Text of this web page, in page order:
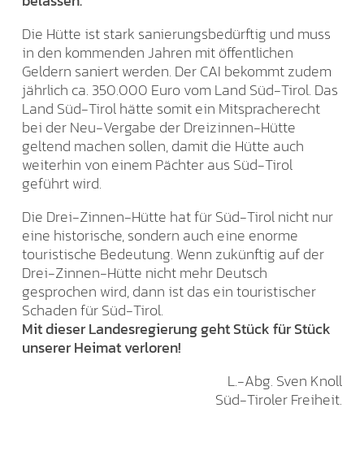
Die Hütte ist stark sanierungsbedürftig und muss
in den kommenden Jahren mit öffentlichen
Geldern saniert werden. Der CAI bekommt zudem
jährlich ca. 350.000 Euro vom Land Süd-Tirol. Das
Land Süd-Tirol hätte somit ein Mitspracherecht
bei der Neu-Vergabe der Dreizinnen-Hütte
geltend machen sollen, damit die Hütte auch
weiterhin von einem Pächter aus Süd-Tirol
geführt wird.
Die Drei-Zinnen-Hütte hat für Süd-Tirol nicht nur
eine historische, sondern auch eine enorme
touristische Bedeutung. Wenn zukünftig auf der
Drei-Zinnen-Hütte nicht mehr Deutsch
gesprochen wird, dann ist das ein touristischer
Schaden für Süd-Tirol.
Mit dieser Landesregierung geht Stück für Stück
unserer Heimat verloren!
L.-Abg. Sven Knoll
Süd-Tiroler Freiheit.